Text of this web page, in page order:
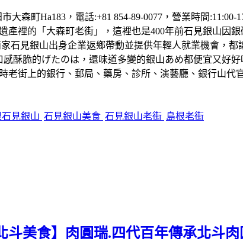
大森町Ha183，電話:+81 854-89-0077，營業時間
產裡的「大森町老街」，這裡也是400年前石見銀山因
石見銀山出身企業返鄉帶動並提供年輕人就業機會，
酥脆的げたのは，還味道多變的銀山あめ都便宜又
老街上的銀行、郵局、藥房、診所、演藝廳、銀行山
石見銀山 石見銀山美食 石見銀山老街 島根老街
斗美食】肉圓瑞.四代百年傳承北斗